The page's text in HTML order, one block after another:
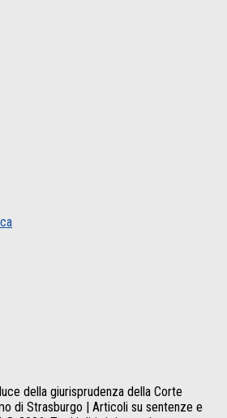
della giurisprudenza della Corte
di Strasburgo | Articoli su sentenze e